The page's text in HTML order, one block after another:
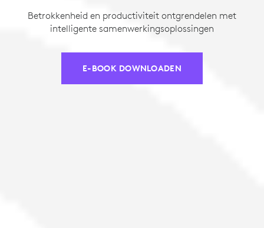
Betrokkenheid en productiviteit ontgrendelen met
intelligente samenwerkingsoplossingen
E-BOOK DOWNLOADEN